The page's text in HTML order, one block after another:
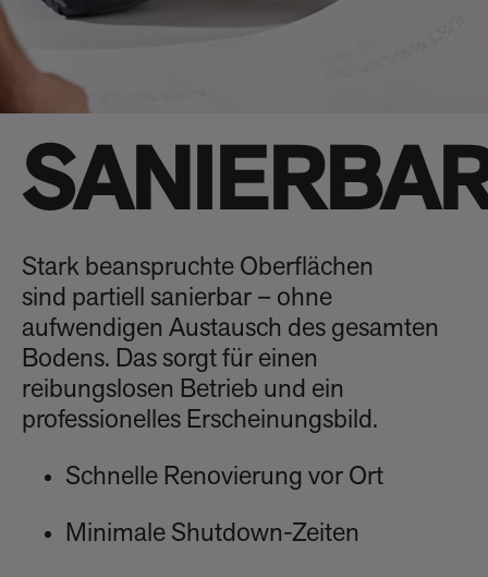
Stark beanspruchte Oberflächen
sind partiell sanierbar – ohne
aufwendigen Austausch des gesamten
Bodens. Das sorgt für einen
reibungslosen Betrieb und ein
professionelles Erscheinungsbild.
Schnelle Renovierung vor Ort
Minimale Shutdown-Zeiten